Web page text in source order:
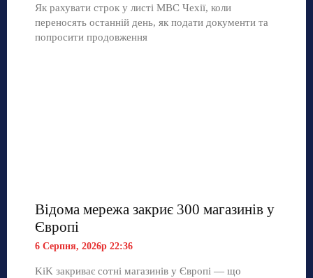
Як рахувати строк у листі МВС Чехії, коли
переносять останній день, як подати документи та
попросити продовження
Відома мережа закриє 300 магазинів у
Європі
6 Серпня, 2026р 22:36
KiK закриває сотні магазинів у Європі — що